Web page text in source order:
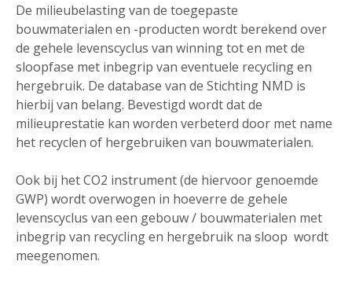
De milieubelasting van de toegepaste
bouwmaterialen en -producten wordt berekend over
de gehele levenscyclus van winning tot en met de
sloopfase met inbegrip van eventuele recycling en
hergebruik. De database van de Stichting NMD is
hierbij van belang. Bevestigd wordt dat de
milieuprestatie kan worden verbeterd door met name
het recyclen of hergebruiken van bouwmaterialen.
Ook bij het CO2 instrument (de hiervoor genoemde
GWP) wordt overwogen in hoeverre de gehele
levenscyclus van een gebouw / bouwmaterialen met
inbegrip van recycling en hergebruik na sloop wordt
meegenomen.